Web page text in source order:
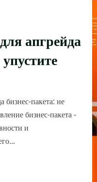
апгрейда
бизнес-пакета: не
бизнес-пакета -
и